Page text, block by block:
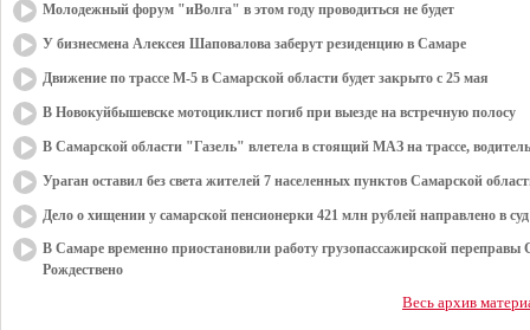
Молодежный форум "иВолга" в этом году проводиться не будет
У бизнесмена Алексея Шаповалова заберут резиденцию в Самаре
Движение по трассе М-5 в Самарской области будет закрыто с 25 мая
В Новокуйбышевске мотоциклист погиб при выезде на встречную полосу
В Самарской области "Газель" влетела в стоящий МАЗ на трассе,
Ураган оставил без света жителей 7 населенных пунктов Самарской
Дело о хищении у самарской пенсионерки 421 млн рублей направлено в суд
В Самаре временно приостановили работу грузопассажирской переправы
Рождествено
Весь архив